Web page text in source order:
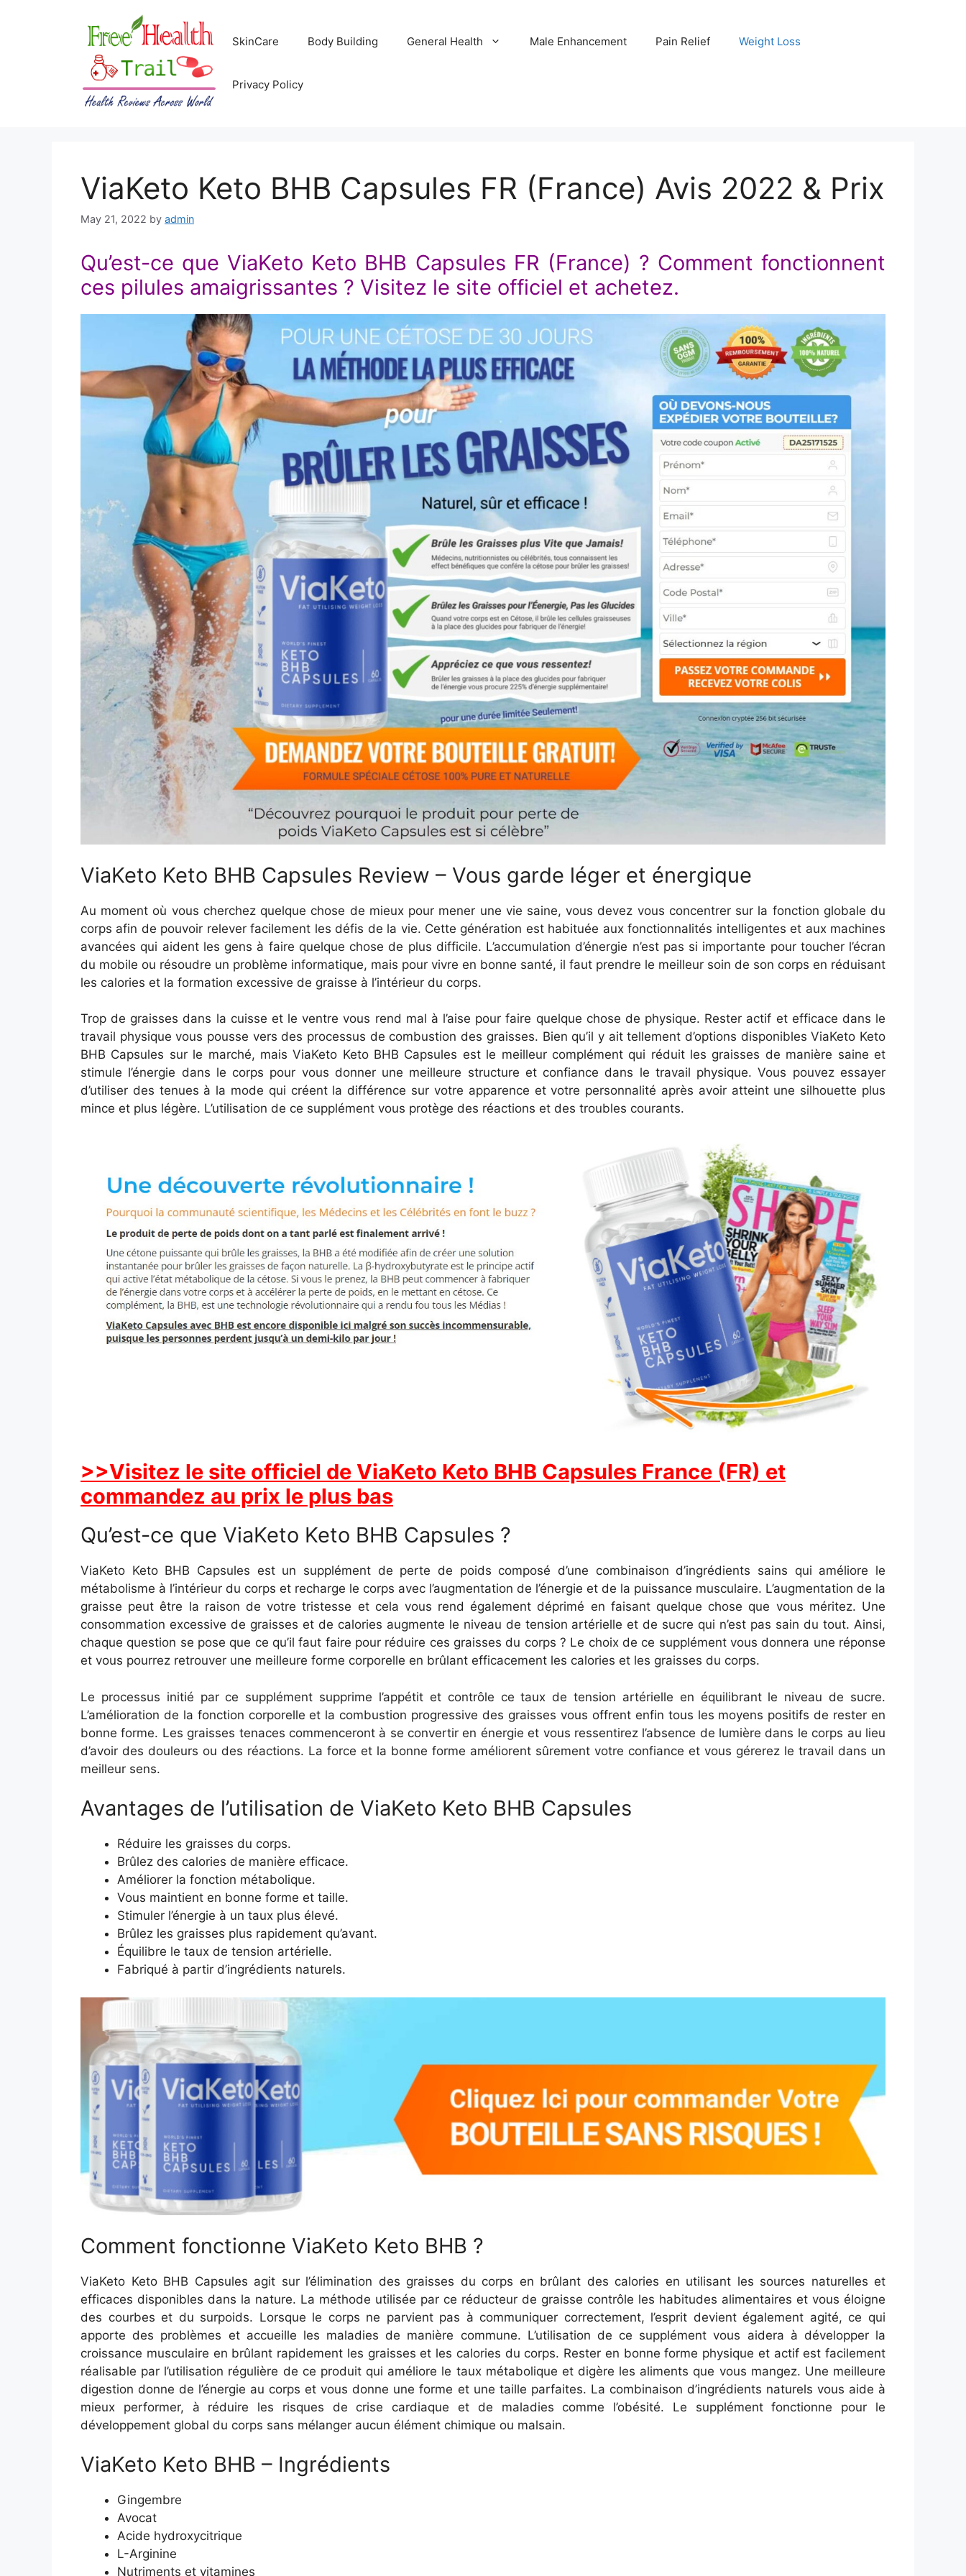
SkinCare Body Building General Health Male Enhancement Pain Relief Weight Loss
Privacy Policy
ViaKeto Keto BHB Capsules FR (France) Avis 2022 & Prix
May 21, 2022 by admin
Qu’est-ce que ViaKeto Keto BHB Capsules FR (France) ? Comment fonctionnent
ces pilules amaigrissantes ? Visitez le site officiel et achetez.
ViaKeto Keto BHB Capsules Review – Vous garde léger et énergique
Au moment où vous cherchez quelque chose de mieux pour mener une vie saine, vous devez vous concentrer sur la fonction globale du
corps afin de pouvoir relever facilement les défis de la vie. Cette génération est habituée aux fonctionnalités intelligentes et aux machines
avancées qui aident les gens à faire quelque chose de plus difficile. L’accumulation d’énergie n’est pas si importante pour toucher l’écran
du mobile ou résoudre un problème informatique, mais pour vivre en bonne santé, il faut prendre le meilleur soin de son corps en réduisant
les calories et la formation excessive de graisse à l’intérieur du corps.
Trop de graisses dans la cuisse et le ventre vous rend mal à l’aise pour faire quelque chose de physique. Rester actif et efficace dans le
travail physique vous pousse vers des processus de combustion des graisses. Bien qu’il y ait tellement d’options disponibles ViaKeto Keto
BHB Capsules sur le marché, mais ViaKeto Keto BHB Capsules est le meilleur complément qui réduit les graisses de manière saine et
stimule l’énergie dans le corps pour vous donner une meilleure structure et confiance dans le travail physique. Vous pouvez essayer
d’utiliser des tenues à la mode qui créent la différence sur votre apparence et votre personnalité après avoir atteint une silhouette plus
mince et plus légère. L’utilisation de ce supplément vous protège des réactions et des troubles courants.
>>Visitez le site officiel de ViaKeto Keto BHB Capsules France (FR) et
commandez au prix le plus bas
Qu’est-ce que ViaKeto Keto BHB Capsules ?
ViaKeto Keto BHB Capsules est un supplément de perte de poids composé d’une combinaison d’ingrédients sains qui améliore le
métabolisme à l’intérieur du corps et recharge le corps avec l’augmentation de l’énergie et de la puissance musculaire. L’augmentation de la
graisse peut être la raison de votre tristesse et cela vous rend également déprimé en faisant quelque chose que vous méritez. Une
consommation excessive de graisses et de calories augmente le niveau de tension artérielle et de sucre qui n’est pas sain du tout. Ainsi,
chaque question se pose que ce qu’il faut faire pour réduire ces graisses du corps ? Le choix de ce supplément vous donnera une réponse
et vous pourrez retrouver une meilleure forme corporelle en brûlant efficacement les calories et les graisses du corps.
Le processus initié par ce supplément supprime l’appétit et contrôle ce taux de tension artérielle en équilibrant le niveau de sucre.
L’amélioration de la fonction corporelle et la combustion progressive des graisses vous offrent enfin tous les moyens positifs de rester en
bonne forme. Les graisses tenaces commenceront à se convertir en énergie et vous ressentirez l’absence de lumière dans le corps au lieu
d’avoir des douleurs ou des réactions. La force et la bonne forme améliorent sûrement votre confiance et vous gérerez le travail dans un
meilleur sens.
Avantages de l’utilisation de ViaKeto Keto BHB Capsules
Réduire les graisses du corps.
Brûlez des calories de manière efficace.
Améliorer la fonction métabolique.
Vous maintient en bonne forme et taille.
Stimuler l’énergie à un taux plus élevé.
Brûlez les graisses plus rapidement qu’avant.
Équilibre le taux de tension artérielle.
Fabriqué à partir d’ingrédients naturels.
Comment fonctionne ViaKeto Keto BHB ?
ViaKeto Keto BHB Capsules agit sur l’élimination des graisses du corps en brûlant des calories en utilisant les sources naturelles et
efficaces disponibles dans la nature. La méthode utilisée par ce réducteur de graisse contrôle les habitudes alimentaires et vous éloigne
des courbes et du surpoids. Lorsque le corps ne parvient pas à communiquer correctement, l’esprit devient également agité, ce qui
apporte des problèmes et accueille les maladies de manière commune. L’utilisation de ce supplément vous aidera à développer la
croissance musculaire en brûlant rapidement les graisses et les calories du corps. Rester en bonne forme physique et actif est facilement
réalisable par l’utilisation régulière de ce produit qui améliore le taux métabolique et digère les aliments que vous mangez. Une meilleure
digestion donne de l’énergie au corps et vous donne une forme et une taille parfaites. La combinaison d’ingrédients naturels vous aide à
mieux performer, à réduire les risques de crise cardiaque et de maladies comme l’obésité. Le supplément fonctionne pour le
développement global du corps sans mélanger aucun élément chimique ou malsain.
ViaKeto Keto BHB – Ingrédients
Gingembre
Avocat
Acide hydroxycitrique
L-Arginine
Nutriments et vitamines